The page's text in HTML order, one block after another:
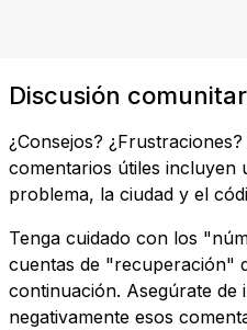
Discusión
¿Consejos?
comentarios útiles incluyen
problema, la ciudad y el
Tenga cuidado con los
cuentas de "recuperación"
continuación. Asegúrate
negativamente esos